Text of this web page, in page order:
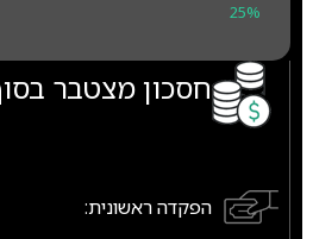
25%
חסכון מצטבר
הפקדה ראשונית: